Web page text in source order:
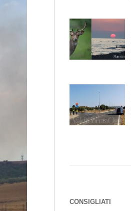
CONSIGLIATI